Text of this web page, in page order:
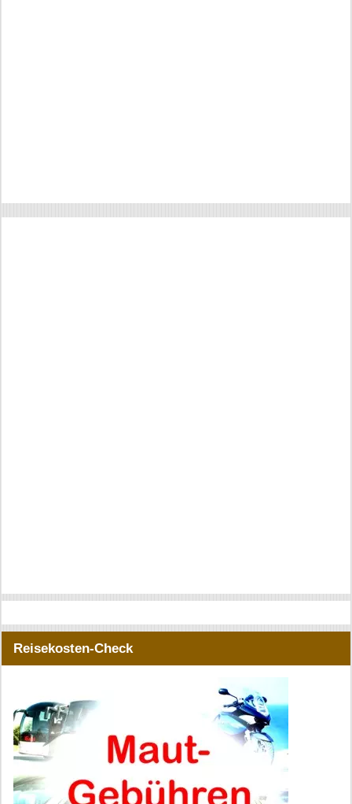
Reisekosten-Check